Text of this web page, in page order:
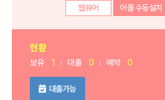
웹뷰어
어플 수동설치
현황
보유 1 대출 0 예약 0
대출가능